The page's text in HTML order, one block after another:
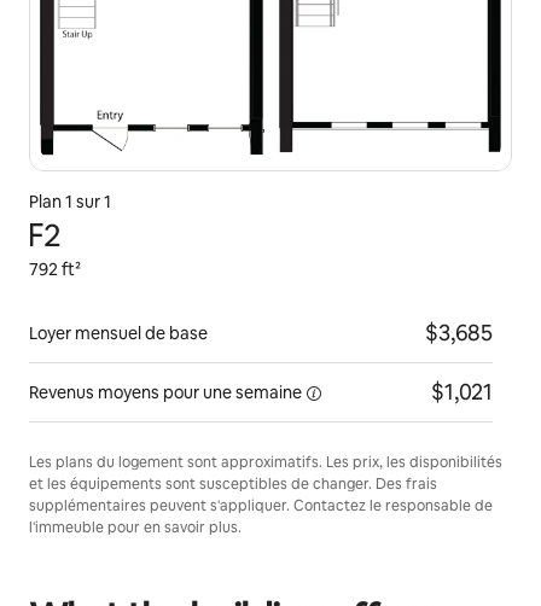
Plan 1 sur 1
F2
792 ft²
Loyer mensuel de base $3,685
Revenus moyens pour unesemaine $1,021
Les plans du logement sont approximatifs. Les prix, les disponibilités
et les équipements sont susceptibles de changer. Des frais
supplémentaires peuvent s'appliquer. Contactez le responsable de
l'immeuble pour en savoir plus.